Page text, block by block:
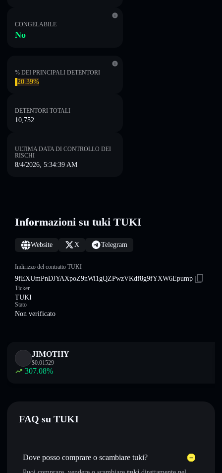
CONGELABILE
No
% DEI PRINCIPALI DETENTORI
20.39%
DETENTORI TOTALI
10,752
ULTIMA DATA DI CONTROLLO DEI
RISCHI
8/4/2026, 5:34:39 AM
Informazioni su tuki TUKI
Website X Telegram
Indirizzo del contratto TUKI
9fEXUmPnDJYAXpoZ9nWi1gQZPwzVKdf8g9fYXW6Epump
Ticker
TUKI
Stato
Non verificato
JIMOTHY
$0.01529
307.08%
FAQ su TUKI
Dove posso comprare o scambiare tuki?